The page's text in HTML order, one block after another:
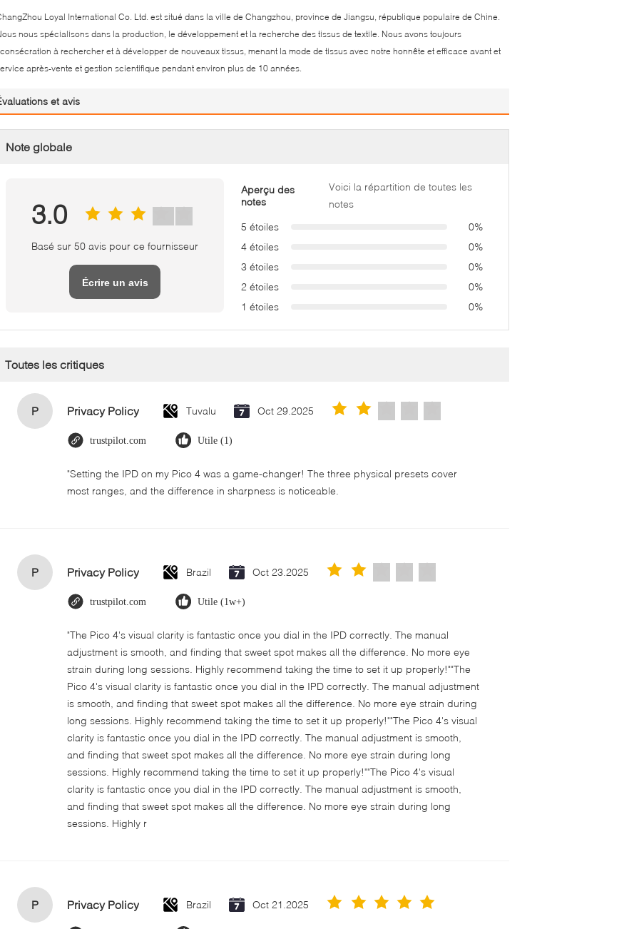
Loyal International Co. Ltd. est situé dans la ville de Changzhou, province de Jiangsu, république populaire de Chine.
nous spécialisons dans la production, le développement et la recherche des tissus de textile. Nous avons toujours
à rechercher et à développer de nouveaux tissus, menant la mode de tissus avec notre honnête et efficace avant et
après-vente et gestion scientifique pendant environ plus de 10 années.
et avis
Note globale
3.0
Basé sur 50 avis pour ce fournisseur
Écrire un avis
Aperçu des
notes
Voici la répartition de toutes les
notes
5 étoiles
0%
4 étoiles
0%
3 étoiles
0%
2 étoiles
0%
1 étoiles
0%
Toutes les critiques
P Privacy Policy Tuvalu Oct 29.2025
trustpilot.com Utile (1)
"Setting the IPD on my Pico 4 was a game-changer! The three physical presets cover
most ranges, and the difference in sharpness is noticeable.
P Privacy Policy Brazil Oct 23.2025
trustpilot.com Utile (1w+)
"The Pico 4's visual clarity is fantastic once you dial in the IPD correctly. The manual
adjustment is smooth, and finding that sweet spot makes all the difference. No more eye
strain during long sessions. Highly recommend taking the time to set it up properly!""The
Pico 4's visual clarity is fantastic once you dial in the IPD correctly. The manual adjustment
is smooth, and finding that sweet spot makes all the difference. No more eye strain during
long sessions. Highly recommend taking the time to set it up properly!""The Pico 4's visual
clarity is fantastic once you dial in the IPD correctly. The manual adjustment is smooth,
and finding that sweet spot makes all the difference. No more eye strain during long
sessions. Highly recommend taking the time to set it up properly!""The Pico 4's visual
clarity is fantastic once you dial in the IPD correctly. The manual adjustment is smooth,
and finding that sweet spot makes all the difference. No more eye strain during long
sessions. Highly r
P Privacy Policy Brazil Oct 21.2025